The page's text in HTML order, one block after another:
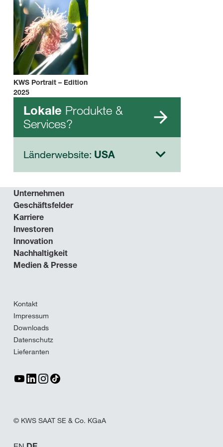
KWS Portrait – Edition
2025
Lokale Produkte &
Services?
Länderwebsite: USA
Unternehmen
Geschäftsfelder
Karriere
Investoren
Innovation
Nachhaltigkeit
Medien & Presse
Kontakt
Impressum
Downloads
Datenschutz
Lieferanten
© KWS SAAT SE & Co. KGaA